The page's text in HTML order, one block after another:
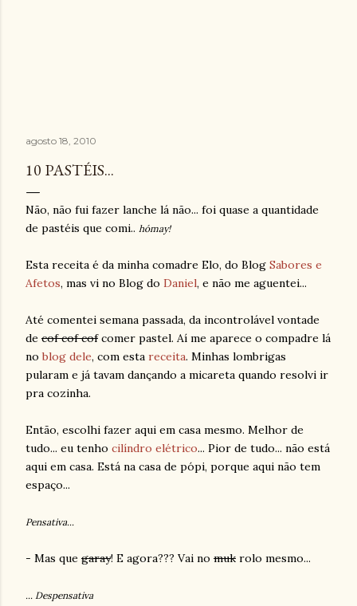
agosto 18, 2010
10 PASTÉIS...
Não, não fui fazer lanche lá não... foi quase a quantidade
de pastéis que comi.. hómay!
Esta receita é da minha comadre Elo, do Blog Sabores e
Afetos, mas vi no Blog do Daniel, e não me aguentei...
Até comentei semana passada, da incontrolável vontade
de cof cof cofcomer pastel. Aí me aparece o compadre lá
noblog dele, com esta receita. Minhas lombrigas
pularam e já tavam dançando a micareta quando resolvi ir
pra cozinha.
Então, escolhi fazer aqui em casa mesmo. Melhor de
tudo... eu tenho cilíndro elétrico... Pior de tudo... não está
aqui em casa. Está na casa de pópi, porque aqui não tem
espaço...
Pensativa...
- Mas que garay! E agora??? Vai no muk rolo mesmo...
... Despensativa